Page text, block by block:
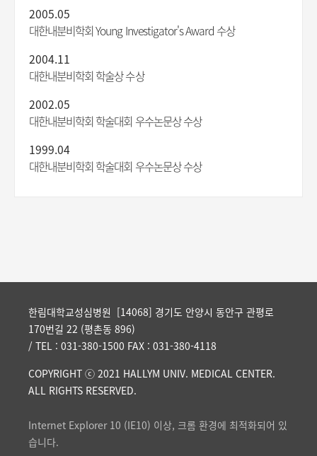
2005.05
대한내분비학회 Young Investigator's Award 수상
2004.11
대한내분비학회 학술상 수상
2002.05
대한내분비학회 학술대회 우수논문상 수상
1999.04
대한내분비학회 학술대회 우수논문상 수상
한림대학교성심병원 [14068] 경기도 안양시 동안구 관평로
170번길 22 (평촌동 896)
/ TEL : 031-380-1500 FAX : 031-380-4118
COPYRIGHT ⓒ 2021 HALLYM UNIV. MEDICAL CENTER.
ALL RIGHTS RESERVED.
Internet Explorer 10 (IE10) 이상, 크롬 환경에 최적화되어 있
습니다.